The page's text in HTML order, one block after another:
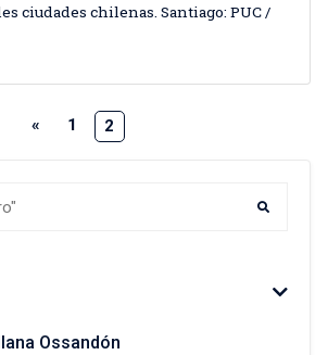
Ossandón
ciudades chilenas. Santiago: PUC /
« 1 2